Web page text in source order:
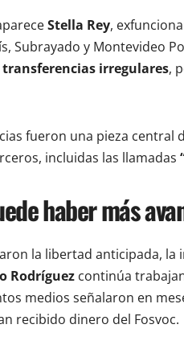
Stella Rey,
Subrayado y Montevideo
transferencias irregulares,
fueron una pieza
incluidas las llamadas
haber más
la libertad anticipada, la
Rodríguez continúa
medios señalaron en
recibido dinero del Fosvoc.